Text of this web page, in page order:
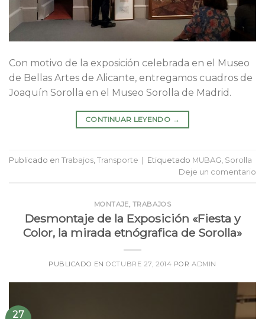
Con motivo de la exposición celebrada en el Museo
de Bellas Artes de Alicante, entregamos cuadros de
Joaquín Sorolla en el Museo Sorolla de Madrid.
CONTINUAR LEYENDO →
Publicado en Trabajos Transporte Etiquetado MUBAG Sorolla
Deje un comentario
MONTAJE, TRABAJOS
Desmontaje de la Exposición «Fiesta y
Color, la mirada etnógrafica de Sorolla»
PUBLICADO ENOCTUBRE 27, 2014 PORADMIN
27